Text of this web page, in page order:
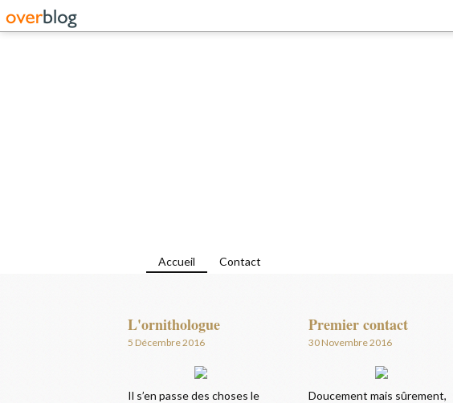
Accueil Contact
L'ornithologue
5 Décembre 2016
Il s’en passe des choses le
Premier contact
30 Novembre 2016
Doucement mais sûrement,